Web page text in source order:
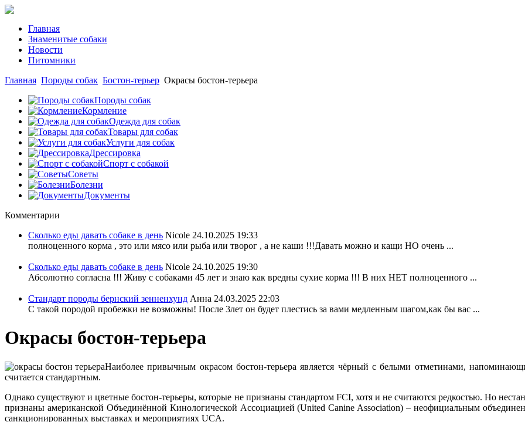
Главная
Знаменитые собаки
Новости
Питомники
Главная Породы собак Бостон-терьер Окрасы бостон-терьера
Породы собак
Кормление
Одежда для собак
Товары для собак
Услуги для собак
Дрессировка
Спорт с собакой
Советы
Болезни
Документы
Комментарии
Сколько еды давать собаке в день Nicole 24.10.2025 19:33
полноценного корма , это или мясо или рыба или творог , а не каши !!!Давать можно и кащи НО очень ...
Сколько еды давать собаке в день Nicole 24.10.2025 19:30
Абсолютно согласна !!! Живу с собаками 45 лет и знаю как вредны сухие корма !!! В них НЕТ полноценного ...
Стандарт породы бернский зенненхунд Анна 24.03.2025 22:03
С такой породой пробежки не возможны! После 3лет он будет плестись за вами медленным шагом,как бы вас ...
Окрасы бостон-терьера
Наиболее привычным окрасом бостон-терьера является чёрный с белыми отметинами,
считается стандартным.
Однако существуют и цветные бостон-терьеры, которые не признаны стандартом FCI, хотя и не считаются редкостью. Но
признаны американской Объединённой Кинологической Ассоциацией (United Canine Association) – неофициальным
санкционированных выставках и мероприятиях UCA.